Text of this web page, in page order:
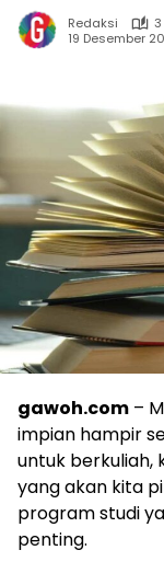
Redaksi
19 Desember
gawoh.com –
impian hampir
untuk berkuliah,
yang akan kita
program studi
penting.